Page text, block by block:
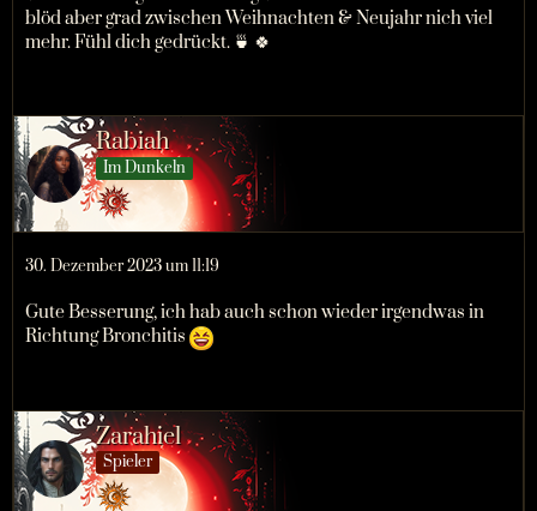
blöd aber grad zwischen Weihnachten & Neujahr nich viel
mehr. Fühl dich gedrückt. 🍵 🍀
Rabiah
Im Dunkeln
30. Dezember 2023 um 11:19
Gute Besserung, ich hab auch schon wieder irgendwas in
Richtung Bronchitis
Zarahiel
Spieler